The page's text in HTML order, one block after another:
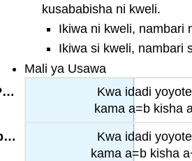
kusababisha ni kweli.
Ikiwa ni kweli, nambari
Ikiwa si kweli, nambari
Mali ya Usawa
Kwa idadi
kama a=b kisha
Kwa idadi
kama a=b kisha